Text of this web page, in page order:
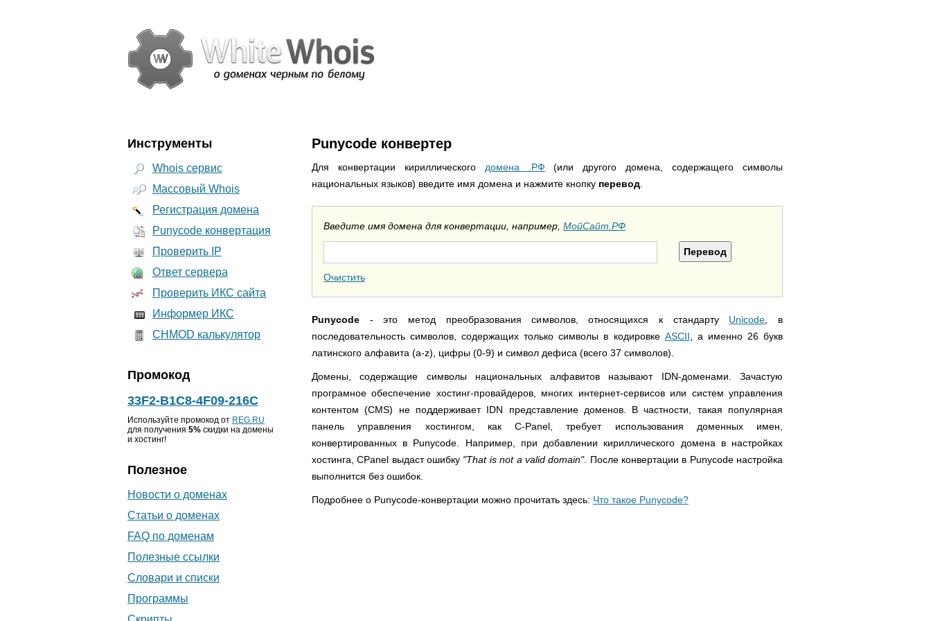
Punycode конвертер
Для конвертации кириллического домена .РФ (или другого домена, содержащего символы
национальных языков) введите имя домена и нажмите кнопку перевод
Введите имя домена для конвертации, например, МойСайт.РФ
Очистить
Punycode - это метод преобразования символов, относящихся к стандарту Unicode , в
последовательность символов, содержащих только символы в кодировке ASCII , а именно 26 букв
латинского алфавита (a-z), цифры (0-9) и символ дефиса (всего 37 символов).
Домены, содержащие символы национальных алфавитов называют IDN-доменами. Зачастую
програмное обеспечение хостинг-провайдеров, многих интернет-сервисов или систем управления
контентом (CMS) не поддерживает IDN представление доменов. В частности, такая популярная
панель управления хостингом, как C-Panel, требует использования доменных имен,
конвертированных в Punycode. Например, при добавлении кириллического домена в настройках
хостинга, CPanel выдаст ошибку "That is not a valid domain". После конвертации в Punycode настройка
выполнится без ошибок.
Подробнее о Punycode-конвертации можно прочитать здесь: Что такое Punycode?
Инструменты
Whois сервис
Массовый Whois
Регистрация домена
Punycode конвертация
Проверить IP
Ответ сервера
Проверить ИКС сайта
Информер ИКС
CHMOD калькулятор
Промокод
33F2-B1C8-4F09-216C
Используйте промокод от REG.RU
для получения 5% скидки на домены
и хостинг!
Полезное
Новости о доменах
Статьи о доменах
FAQ по доменам
Полезные ссылки
Словари и списки
Программы